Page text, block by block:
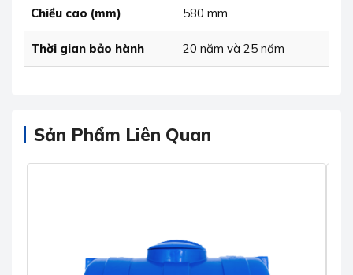
Chiều cao (mm) 580 mm
Thời gian bảo hành 20 năm và 25 năm
Sản Phẩm Liên Quan